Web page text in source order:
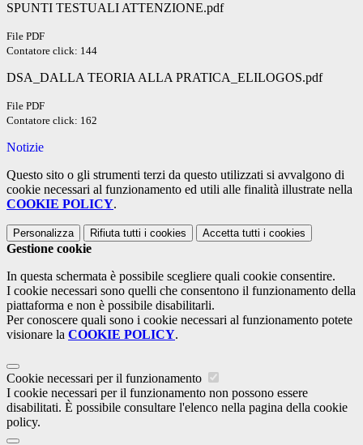
SPUNTI TESTUALI ATTENZIONE.pdf
File PDF
Contatore click: 144
DSA_DALLA TEORIA ALLA PRATICA_ELILOGOS.pdf
File PDF
Contatore click: 162
Notizie
Questo sito o gli strumenti terzi da questo utilizzati si avvalgono di
cookie necessari al funzionamento ed utili alle finalità illustrate nella
COOKIE POLICY.
Personalizza Rifiuta tutti i cookies Accetta tutti i cookies
Gestione cookie
In questa schermata è possibile scegliere quali cookie consentire.
I cookie necessari sono quelli che consentono il funzionamento della
piattaforma e non è possibile disabilitarli.
Per conoscere quali sono i cookie necessari al funzionamento potete
visionare la COOKIE POLICY.
Cookie necessari per il funzionamento
I cookie necessari per il funzionamento non possono essere
disabilitati. È possibile consultare l'elenco nella pagina della cookie
policy.